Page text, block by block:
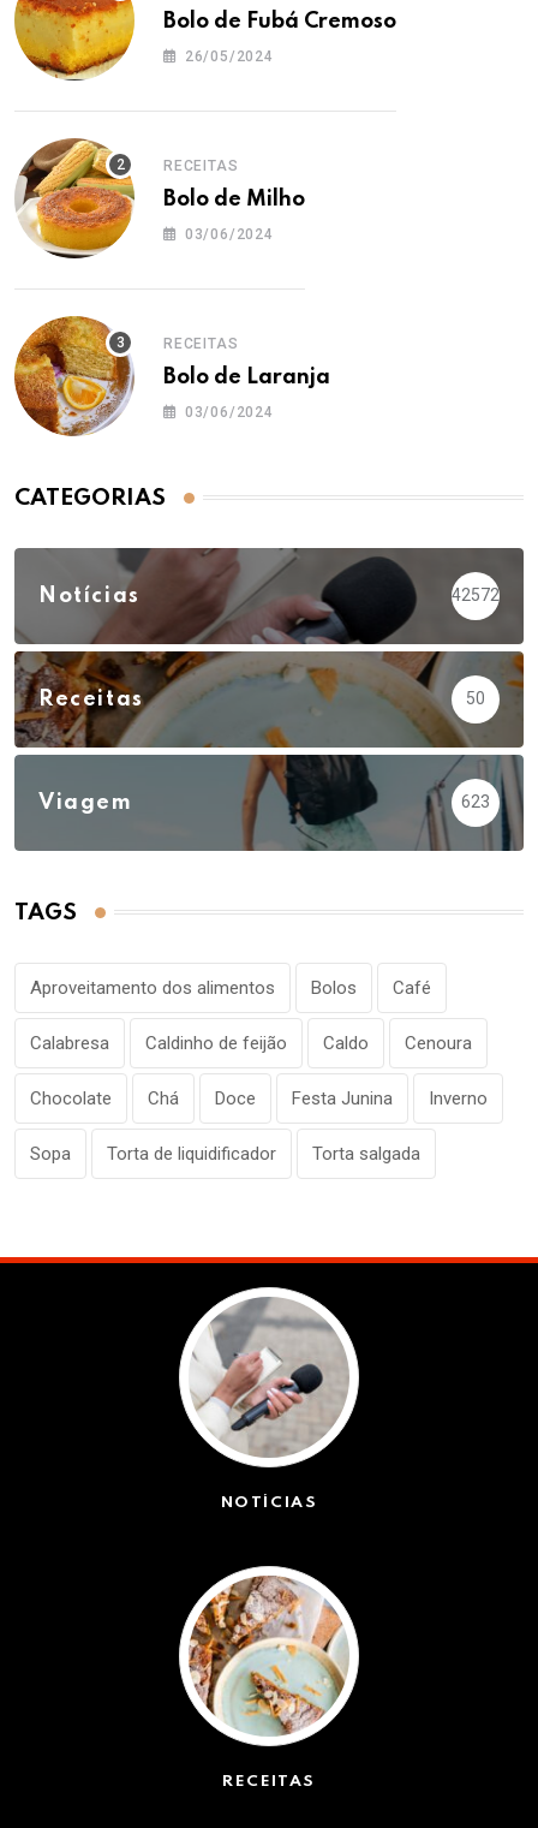
Bolo de Fubá Cremoso
26/05/2024
RECEITAS
Bolo de Milho
03/06/2024
RECEITAS
Bolo de Laranja
03/06/2024
CATEGORIAS
Notícias 42572
Receitas 50
Viagem 623
TAGS
Aproveitamento dos alimentos Bolos Café
Calabresa Caldinho de feijão Caldo Cenoura
Chocolate Chá Doce Festa Junina Inverno
Sopa Torta de liquidificador Torta salgada
NOTÍCIAS
RECEITAS